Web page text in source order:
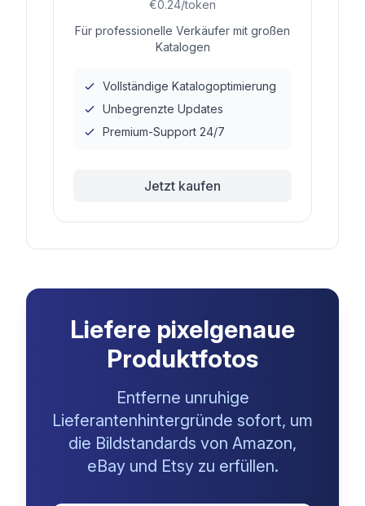
€0.24/token
Für professionelle Verkäufer mit großen
Katalogen
Vollständige Katalogoptimierung
Unbegrenzte Updates
Premium-Support 24/7
Jetzt kaufen
Liefere pixelgenaue
Produktfotos
Entferne unruhige
Lieferantenhintergründe sofort, um
die Bildstandards von Amazon,
eBay und Etsy zu erfüllen.